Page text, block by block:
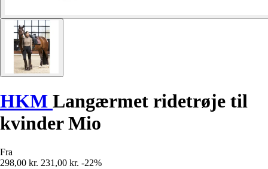
HKM Langærmet ridetrøje til
kvinder Mio
Fra
298,00 kr. 231,00 kr. -22%